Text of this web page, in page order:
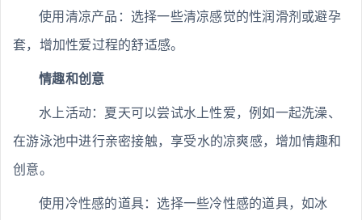
使用清凉产品：选择一些清凉感觉的性润滑剂或避孕
套，增加性爱过程的舒适感。
情趣和创意
水上活动：夏天可以尝试水上性爱，例如一起洗澡、
在游泳池中进行亲密接触，享受水的凉爽感，增加情趣和
创意。
使用冷性感的道具：选择一些冷性感的道具，如冰